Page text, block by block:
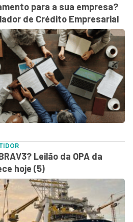
para a sua empresa?
de Crédito Empresarial
Leilão da OPA da
hoje (5)